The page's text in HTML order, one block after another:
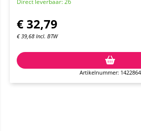
Direct leverbaar: 26
€ 32,79
€39,68 Incl. BTW
Artikelnummer: 1422864